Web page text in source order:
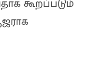
கூறப்படும்